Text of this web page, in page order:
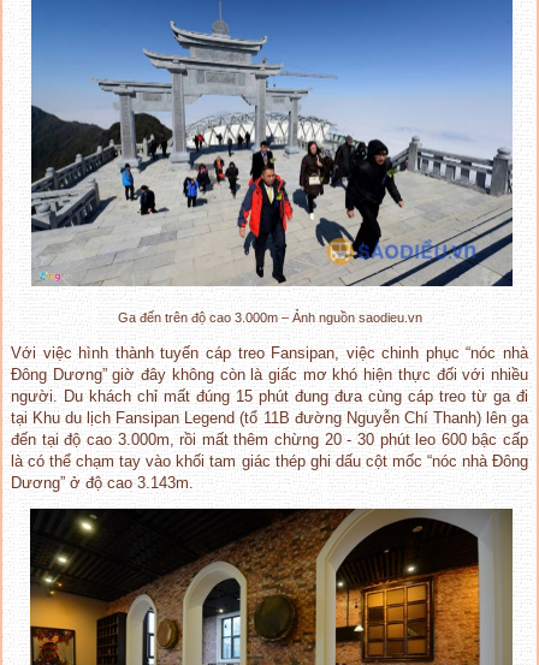
Ga đến trên độ cao 3.000m – Ảnh nguồn saodieu.vn
Với việc hình thành tuyến cáp treo Fansipan, việc chinh phục “nóc nhà
Đông Dương” giờ đây không còn là giấc mơ khó hiện thực đối với nhiều
người. Du khách chỉ mất đúng 15 phút đung đưa cùng cáp treo từ ga đi
tại Khu du lịch Fansipan Legend (tổ 11B đường Nguyễn Chí Thanh) lên ga
đến tại độ cao 3.000m, rồi mất thêm chừng 20 - 30 phút leo 600 bậc cấp
là có thể chạm tay vào khối tam giác thép ghi dấu cột mốc “nóc nhà Đông
Dương” ở độ cao 3.143m.